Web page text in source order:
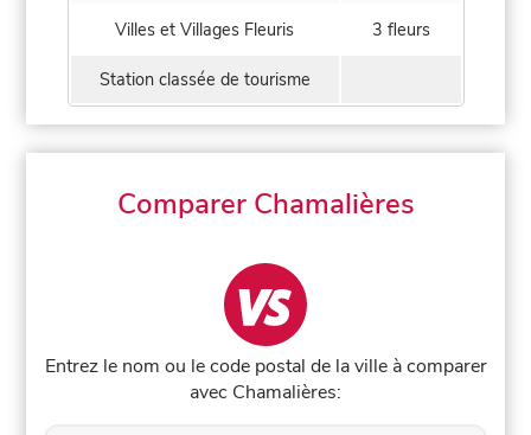
Villes et Villages Fleuris 3 fleurs
Station classée de tourisme
Comparer Chamalières
Entrez le nom ou le code postal de la ville à comparer
avec Chamalières: